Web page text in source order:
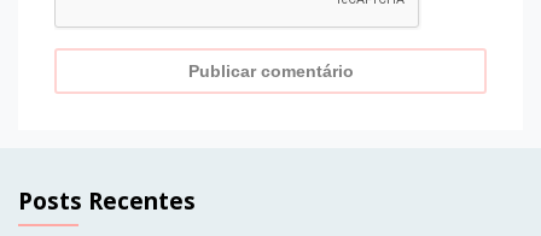
Posts Recentes